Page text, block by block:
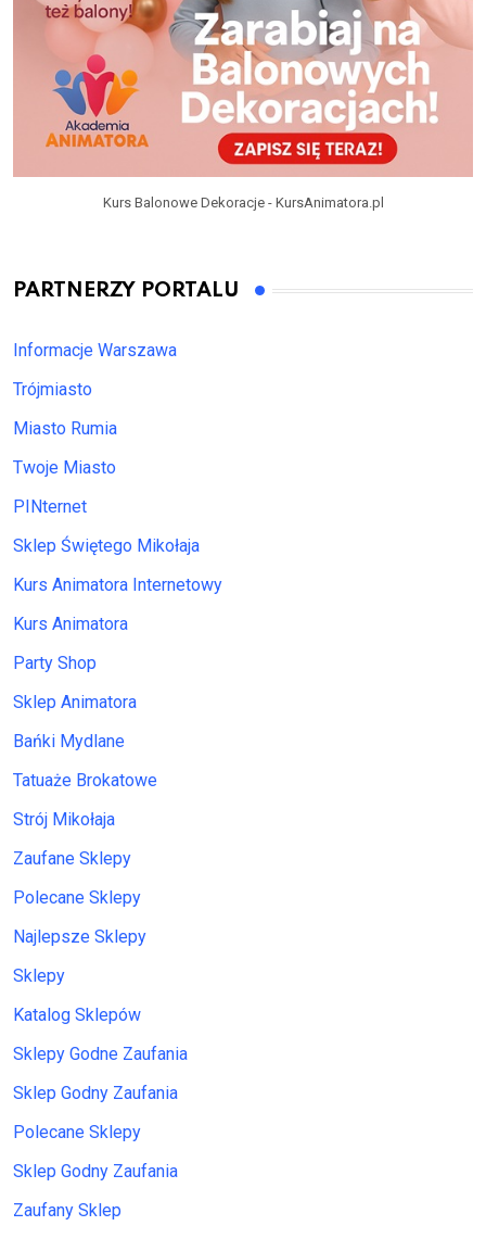
Kurs Balonowe Dekoracje - KursAnimatora.pl
PARTNERZY PORTALU
Informacje Warszawa
Trójmiasto
Miasto Rumia
Twoje Miasto
PINternet
Sklep Świętego Mikołaja
Kurs Animatora Internetowy
Kurs Animatora
Party Shop
Sklep Animatora
Bańki Mydlane
Tatuaże Brokatowe
Strój Mikołaja
Zaufane Sklepy
Polecane Sklepy
Najlepsze Sklepy
Sklepy
Katalog Sklepów
Sklepy Godne Zaufania
Sklep Godny Zaufania
Polecane Sklepy
Sklep Godny Zaufania
Zaufany Sklep